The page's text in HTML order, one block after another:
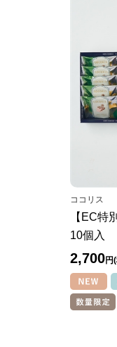
ココリス
【EC特
10個入
2,700円